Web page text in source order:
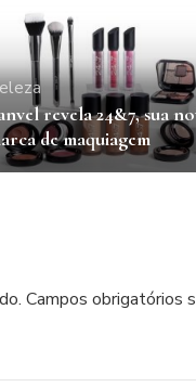
revela 24&7, sua
de maquiagem
Campos obrigatórios